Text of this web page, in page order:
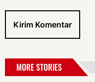
MORE STORIES